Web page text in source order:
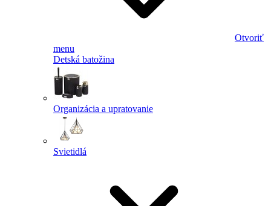
Otvoriť
menu
Detská batožina
Organizácia a upratovanie
Svietidlá